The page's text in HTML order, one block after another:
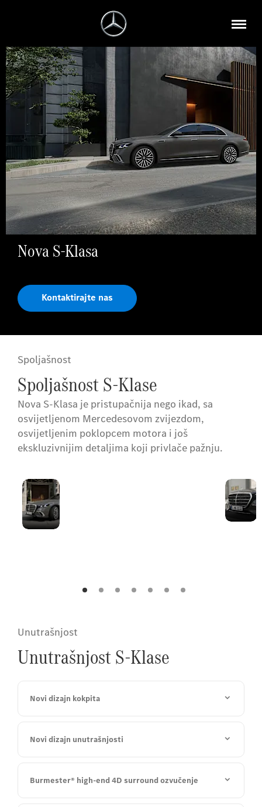
Nova S-Klasa
Kontaktirajte nas
Spoljašnost
Spoljašnost S-Klase
Nova S-Klasa je pristupačnija nego ikad, sa
osvijetljenom Mercedesovom zvijezdom,
osvijetljenim poklopcem motora i još
ekskluzivnijim detaljima koji privlače pažnju.
Unutrašnjost
Unutrašnjost S-Klase
Novi dizajn kokpita
Novi dizajn unutrašnjosti
Burmester® high-end 4D surround ozvučenje